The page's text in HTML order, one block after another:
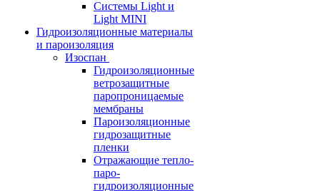
Системы Light и
Light MINI
Гидроизоляционные материалы
и пароизоляция
Изоспан
Гидроизоляционные
ветрозащитные
паропроницаемые
мембраны
Пароизоляционные
гидрозащитные
пленки
Отражающие тепло-
паро-
гидроизоляционные